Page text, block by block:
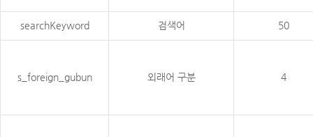
searchKeyword 검색어 50
s_foreign_gubun 외래어 구분 4